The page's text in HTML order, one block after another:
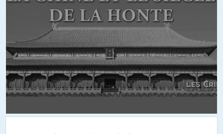
Les policiers sont occupés à mettre des amendes aux sans-dents
qui dépassent les 80 km/h
Les juges sont occupés à mettre les gilets jaunes en prison.
Il y a des priorités quand même !
+52 ALERTER
Binou//07.02.2019 à 08h24
Tout à fait d’accord avec vous.